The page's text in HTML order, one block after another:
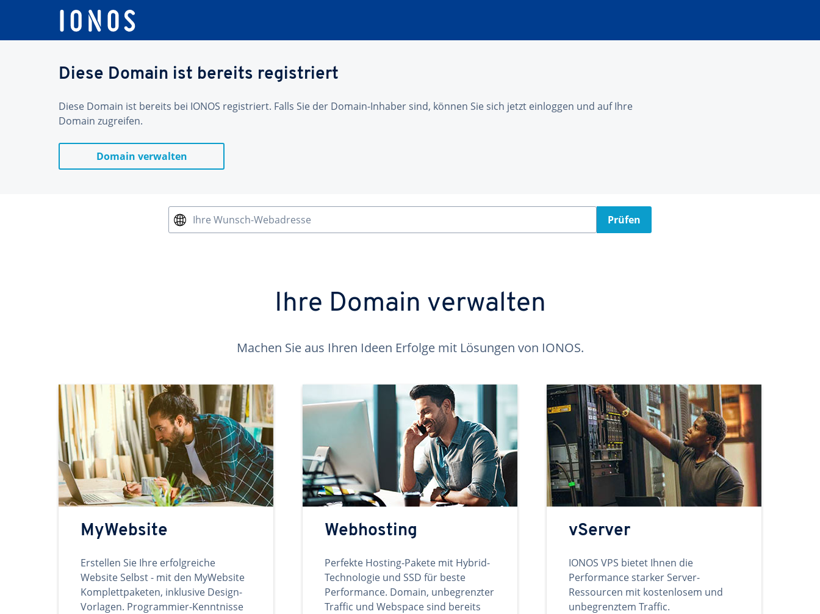
Diese Domain ist bereits registriert
Diese Domain ist bereits bei IONOS registriert. Falls Sie der Domain-Inhaber sind, können Sie sich jetzt einloggen und auf Ihre
Domain zugreifen.
Domain verwalten
Ihre Wunsch-Webadresse Prüfen
Ihre Domain verwalten
Machen Sie aus Ihren Ideen Erfolge mit Lösungen von IONOS.
MyWebsite
Erstellen Sie Ihre erfolgreiche
Website Selbst - mit den MyWebsite
Komplettpaketen, inklusive Design-
Vorlagen. Programmier-Kenntnisse
Webhosting
Perfekte Hosting-Pakete mit Hybrid-
Technologie und SSD für beste
Performance. Domain, unbegrenzter
Traffic und Webspace sind bereits
vServer
IONOS VPS bietet Ihnen die
Performance starker Server-
Ressourcen mit kostenlosem und
unbegrenztem Traffic.